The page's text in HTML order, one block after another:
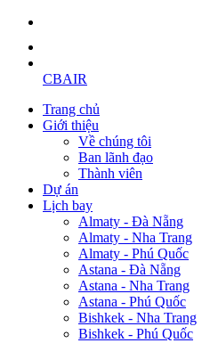
CBAIR
Trang chủ
Giới thiệu
Về chúng tôi
Ban lãnh đạo
Thành viên
Dự án
Lịch bay
Almaty - Đà Nẵng
Almaty - Nha Trang
Almaty - Phú Quốc
Astana - Đà Nẵng
Astana - Nha Trang
Astana - Phú Quốc
Bishkek - Nha Trang
Bishkek - Phú Quốc